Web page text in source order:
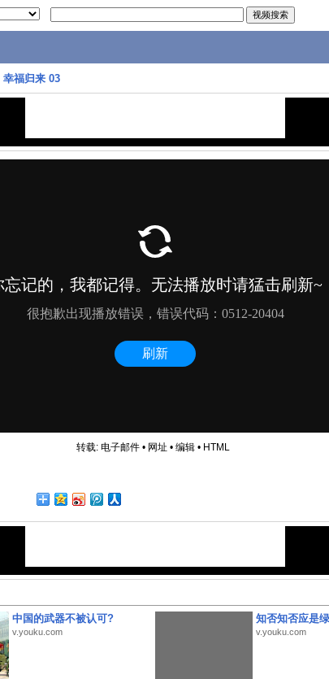
幸福归来 03
转载: 电子邮件• 网址 • 编辑• HTML
中国的武器不被认可?
v.youku.com
知否知否应是
v.youku.com